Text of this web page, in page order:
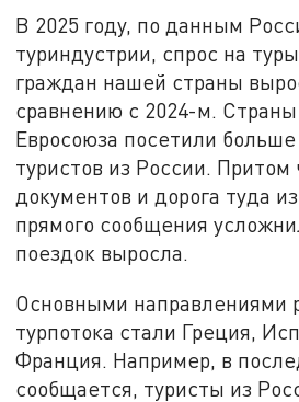
В 2025 году, по данным
туриндустрии, спрос на
граждан нашей страны
сравнению с 2024-м.
Евросоюза посетили
туристов из России.
документов и дорога туда
прямого сообщения
поездок выросла.
Основными направлениями
турпотока стали Греция,
Франция. Например, в
сообщается, туристы из